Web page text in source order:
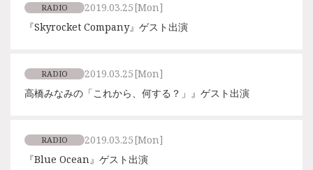
RADIO 2019.03.25[Mon]
『Skyrocket Company』ゲスト出演
RADIO 2019.03.25[Mon]
高橋みなみの「これから、何する？」』ゲスト出演
RADIO 2019.03.25[Mon]
『Blue Ocean』ゲスト出演